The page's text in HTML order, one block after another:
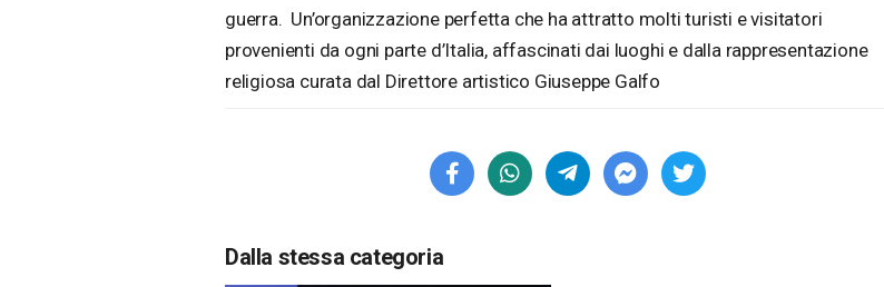
guerra. Un’organizzazione perfetta che ha attratto molti turisti e visitatori
provenienti da ogni parte d’Italia, affascinati dai luoghi e dalla rappresentazione
religiosa curata dal Direttore artistico Giuseppe Galfo
Dalla stessa categoria